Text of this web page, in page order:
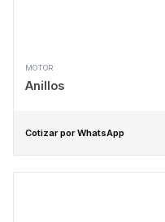
MOTOR
Anillos
Cotizar por WhatsApp